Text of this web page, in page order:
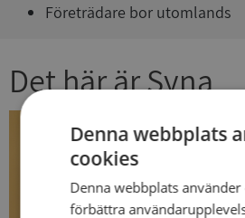
Företrädare bor utomlands
Det här är Syna
Denna webbplats
cookies
Denna webbplats
förbättra